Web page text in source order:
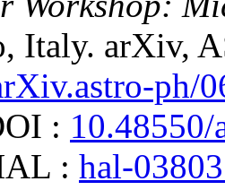
Italy. arXiv,
ph/
:
: hal-